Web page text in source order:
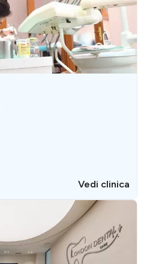
Vedi clinica